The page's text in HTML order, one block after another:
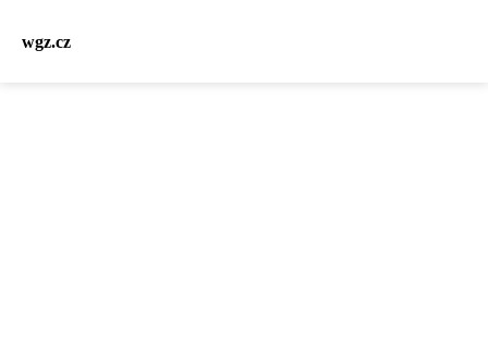
wgz.cz